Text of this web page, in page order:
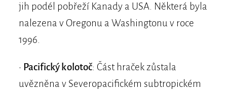
jih podél pobřeží Kanady a USA. Některá byla
nalezena v Oregonu a Washingtonu v roce
1996.
• Pacifický kolotoč: Část hraček zůstala
uvězněna v Severopacifickém subtropickém